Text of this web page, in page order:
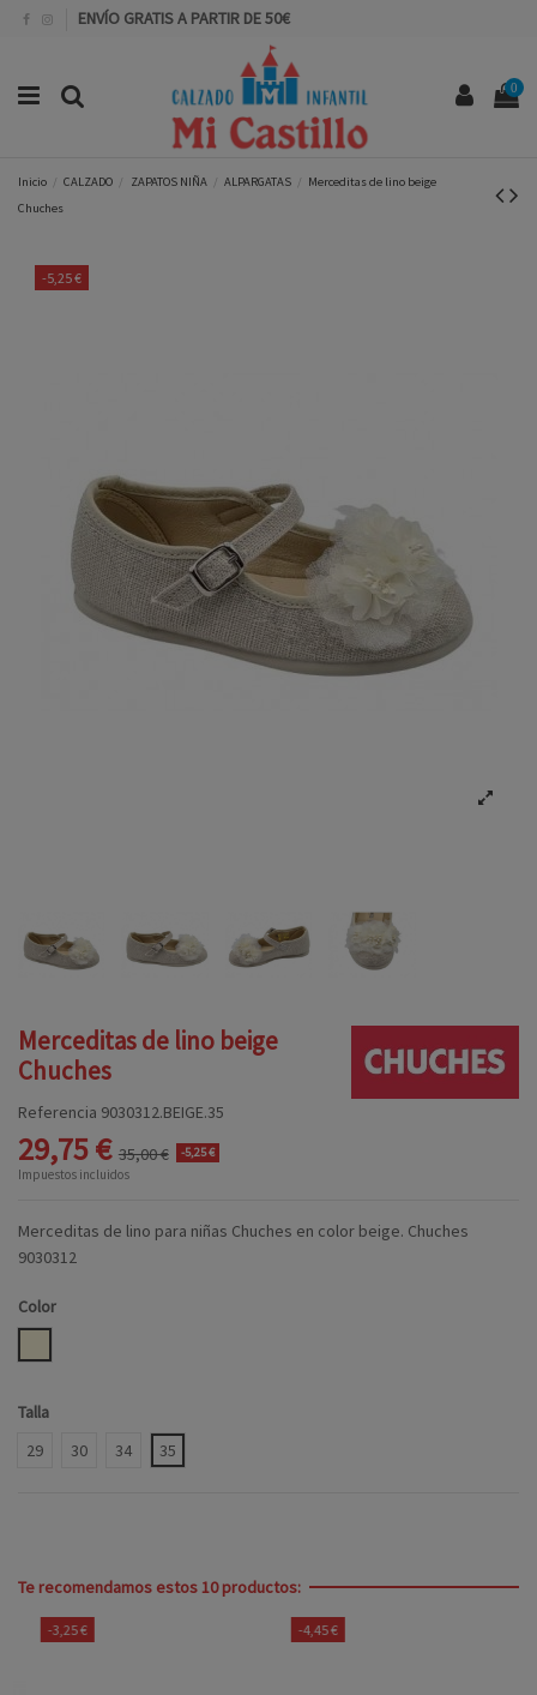
ENVÍO GRATIS A PARTIR DE 50€
0
Inicio CALZADO ZAPATOS NIÑA ALPARGATAS
Merceditas de lino beige
Chuches
-5,25 €
Merceditas de lino beige
Chuches
Referencia 9030312.BEIGE.35
29,75 € 35,00 € -5,25 €
Impuestos incluidos
Merceditas de lino para niñas Chuches en color beige. Chuches
9030312
Color
Talla
29
30 34 35
Te recomendamos estos 10 productos:
-3,25 € -4,45 €